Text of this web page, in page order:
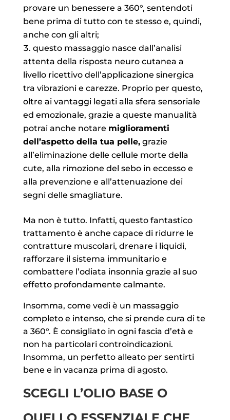
provare un benessere a 360°, sentendoti
bene prima di tutto con te stesso e, quindi,
anche con gli altri;
questo massaggio nasce dall’analisi
attenta della risposta neuro cutanea a
livello ricettivo dell’applicazione sinergica
tra vibrazioni e carezze. Proprio per questo,
oltre ai vantaggi legati alla sfera sensoriale
ed emozionale, grazie a queste manualità
potrai anche notare miglioramenti
dell’aspetto della tua pelle,grazie
all’eliminazione delle cellule morte della
cute, alla rimozione del sebo in eccesso e
alla prevenzione e all’attenuazione dei
segni delle smagliature.
Ma non è tutto. Infatti, questo fantastico
trattamento è anche capace di ridurre le
contratture muscolari, drenare i liquidi,
rafforzare il sistema immunitario e
combattere l’odiata insonnia grazie al suo
effetto profondamente calmante.
Insomma, come vedi è un massaggio
completo e intenso, che si prende cura di te
a 360°. È consigliato in ogni fascia d’età e
non ha particolari controindicazioni.
Insomma, un perfetto alleato per sentirti
bene e in vacanza prima di agosto.
SCEGLI L’OLIO BASE O